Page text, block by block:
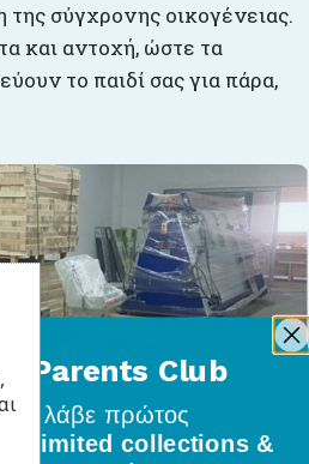
σύγχρονης οικογένειας.
και αντοχή, ώστε τα
το παιδί σας για πάρα,
Parents Club
και λάβε πρώτος
limited collections &